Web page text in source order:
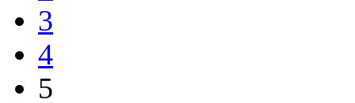
3
4
5